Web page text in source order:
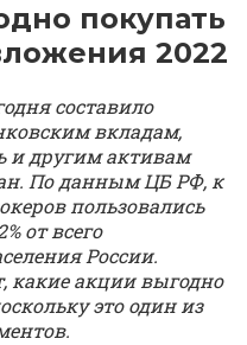
покупать
2022
составило
вкладам,
и другим активам
По данным ЦБ РФ, к
пользовались
от всего
России.
какие акции выгодно
это один из